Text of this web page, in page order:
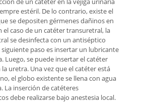
estéril. De lo contrario, existe el
se depositen gérmenes dañinos en
el caso de un catéter transuretral, la
se desinfecta con un antiséptico
siguiente paso es insertar un lubricante
Luego, se puede insertar el catéter
uretra. Una vez que el catéter está
el globo existente se llena con agua
La inserción de catéteres
debe realizarse bajo anestesia local.